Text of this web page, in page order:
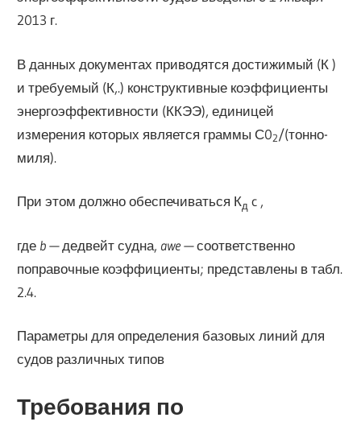
2013 г.
В данных документах приводятся достижимый (К )
и требуемый (К,.) конструктивные коэффициенты
энергоэффективности (ККЭЭ), единицей
измерения которых является граммы С02 /(тонно-
миля).
При этом должно обеспечиваться Кд c ,
где b —дедвейт судна, awe —соответственно
поправочные коэффициенты; представлены в табл.
2.4.
Параметры для определения базовых линий для
судов различных типов
Требования по